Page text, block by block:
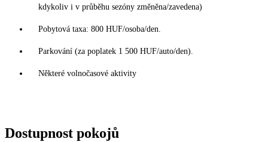
kdykoliv i v průběhu sezóny změněna/zavedena)
Pobytová taxa: 800 HUF/osoba/den.
Parkování (za poplatek 1 500 HUF/auto/den).
Některé volnočasové aktivity
Dostupnost pokojů